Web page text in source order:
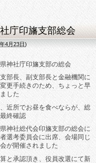
庁印旛支部総会
4月23日)
神社庁印旛支部の総会
部長、副支部長と金融機関に
更手続きのため、ちょっと早
した
近所でお昼を食べならが、総
終確認
神社総代会印旛支部の総会に
選考委員会に出席、会場同じ
が開催されました
と承認頂き、役員改選にて新